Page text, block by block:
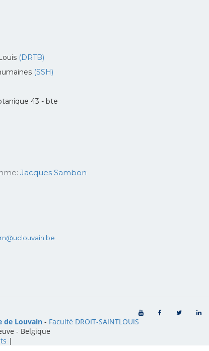
(DRTB)
(SSH)
43 - bte
Jacques Sambon
de Louvain - Faculté DROIT-SAINTLOUIS
- Belgique
|